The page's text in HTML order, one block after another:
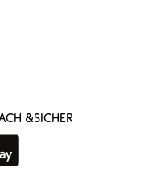
&SICHER